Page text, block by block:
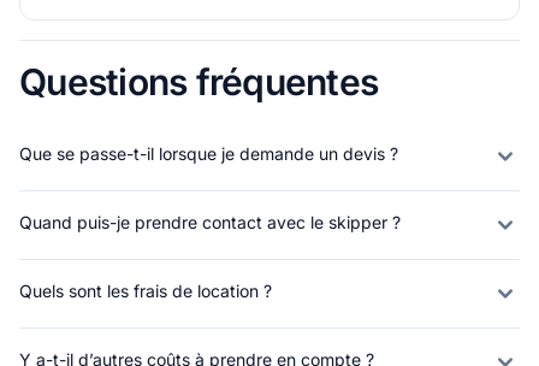
Questions fréquentes
Que se passe-t-il lorsque je demande un devis ?
Quand puis-je prendre contact avec le skipper ?
Quels sont les frais de location ?
Y a-t-il d’autres coûts à prendre en compte ?